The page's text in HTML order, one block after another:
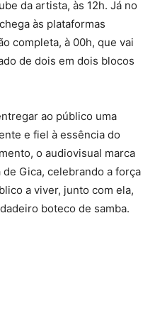
da artista, às 12h. Já no
às plataformas
completa, à 00h, que vai
de dois em dois blocos
ao público uma
e fiel à essência do
o audiovisual marca
Gica, celebrando a força
a viver, junto com ela,
boteco de samba.